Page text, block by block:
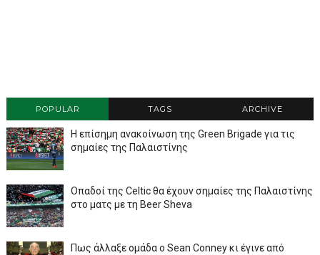
POPULAR TAGS ARCHIVE
Η επίσημη ανακοίνωση της Green Brigade για τις
σημαίες της Παλαιστίνης
Οπαδοί της Celtic θα έχουν σημαίες της Παλαιστίνης
στο ματς με τη Beer Sheva
Πως άλλαξε ομάδα ο Sean Conney κι έγινε από